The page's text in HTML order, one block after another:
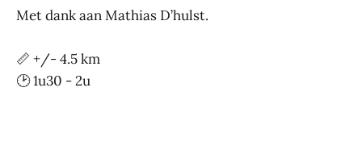
Met dank aan Mathias D’hulst.
📏 +/- 4.5 km
🕑 1u30 - 2u